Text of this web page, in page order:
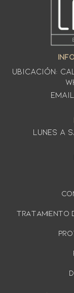
Ubicación:
LUNES A
TRATAMIENTO